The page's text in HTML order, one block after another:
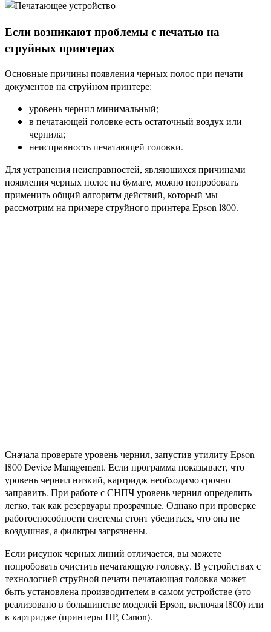
Если возникают проблемы с печатью на
струйных принтерах
Основные причины появления черных полос при печати
документов на струйном принтере:
уровень чернил минимальный;
в печатающей головке есть остаточный воздух или
чернила;
неисправность печатающей головки.
Для устранения неисправностей, являющихся причинами
появления черных полос на бумаге, можно попробовать
применить общий алгоритм действий, который мы
рассмотрим на примере струйного принтера Epson l800.
Сначала проверьте уровень чернил, запустив утилиту Epson
l800 Device Management. Если программа показывает, что
уровень чернил низкий, картридж необходимо срочно
заправить. При работе с СНПЧ уровень чернил определить
легко, так как резервуары прозрачные. Однако при проверке
работоспособности системы стоит убедиться, что она не
воздушная, а фильтры загрязнены.
Если рисунок черных линий отличается, вы можете
попробовать очистить печатающую головку. В устройствах с
технологией струйной печати печатающая головка может
быть установлена ​​производителем в самом устройстве (это
реализовано в большинстве моделей Epson, включая l800) или
в картридже (принтеры HP, Canon).